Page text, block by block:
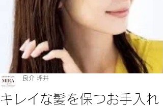
キレイな髪を保つお手入れ
良介 坪井